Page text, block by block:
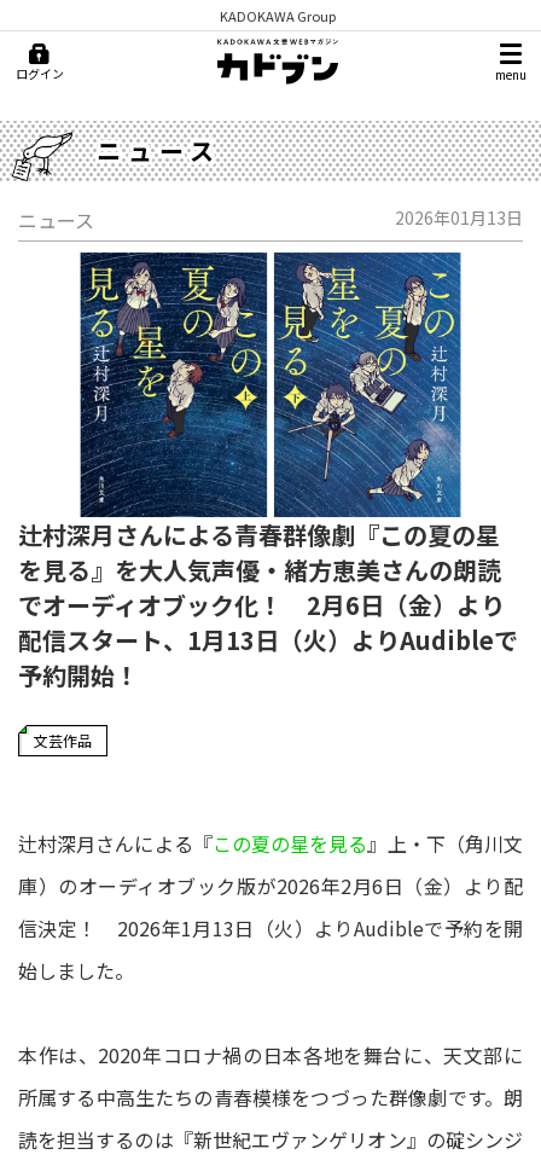
KADOKAWA Group
ログイン menu
ニュース
ニュース 2026年01月13日
辻村深月さんによる青春群像劇『この夏の星
を見る』を大人気声優・緒方恵美さんの朗読
でオーディオブック化！ 2月6日（金）より
配信スタート、1月13日（火）よりAudibleで
予約開始！
文芸作品
辻村深月さんによる『この夏の星を見る』上・下（角川文
庫）のオーディオブック版が2026年2月6日（金）より配
信決定！ 2026年1月13日（火）よりAudibleで予約を開
始しました。
本作は、2020年コロナ禍の日本各地を舞台に、天文部に
所属する中高生たちの青春模様をつづった群像劇です。朗
読を担当するのは『新世紀エヴァンゲリオン』の碇シンジ